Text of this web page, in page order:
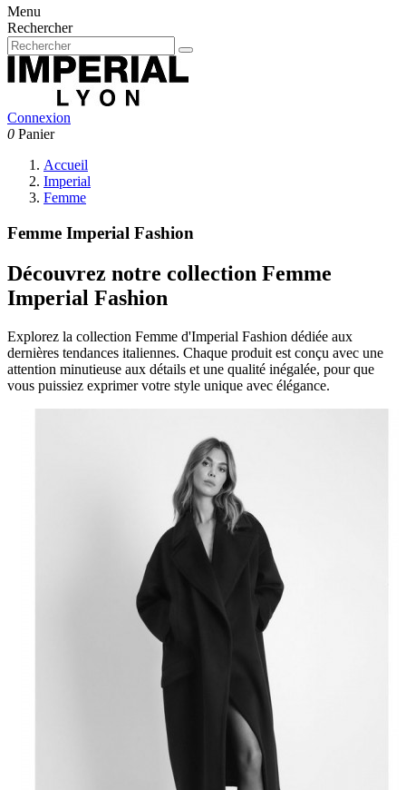
Menu
Rechercher
Connexion
0 Panier
Accueil
Imperial
Femme
Femme Imperial Fashion
Découvrez notre collection Femme
Imperial Fashion
Explorez la collection Femme d'Imperial Fashion dédiée aux
dernières tendances italiennes. Chaque produit est conçu avec une
attention minutieuse aux détails et une qualité inégalée, pour que
vous puissiez exprimer votre style unique avec élégance.